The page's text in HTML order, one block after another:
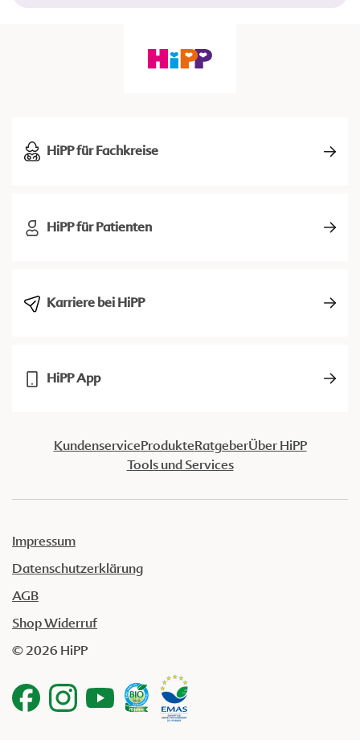
HiPP für Fachkreise
HiPP für Patienten
Karriere bei HiPP
HiPP App
KundenserviceProdukteRatgeberÜber HiPP
Tools und Services
Impressum
Datenschutzerklärung
AGB
Shop Widerruf
© 2026 HiPP